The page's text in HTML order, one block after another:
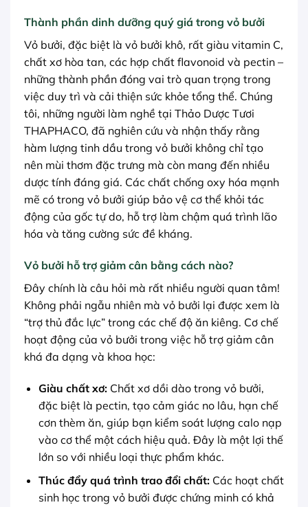
Thành phần dinh dưỡng quý giá trong vỏ bưởi
Vỏ bưởi, đặc biệt là vỏ bưởi khô, rất giàu vitamin C,
chất xơ hòa tan, các hợp chất flavonoid và pectin –
những thành phần đóng vai trò quan trọng trong
việc duy trì và cải thiện sức khỏe tổng thể. Chúng
tôi, những người làm nghề tại Thảo Dược Tươi
THAPHACO, đã nghiên cứu và nhận thấy rằng
hàm lượng tinh dầu trong vỏ bưởi không chỉ tạo
nên mùi thơm đặc trưng mà còn mang đến nhiều
dược tính đáng giá. Các chất chống oxy hóa mạnh
mẽ có trong vỏ bưởi giúp bảo vệ cơ thể khỏi tác
động của gốc tự do, hỗ trợ làm chậm quá trình lão
hóa và tăng cường sức đề kháng.
Vỏ bưởi hỗ trợ giảm cân bằng cách nào?
Đây chính là câu hỏi mà rất nhiều người quan tâm!
Không phải ngẫu nhiên mà vỏ bưởi lại được xem là
“trợ thủ đắc lực” trong các chế độ ăn kiêng. Cơ chế
hoạt động của vỏ bưởi trong việc hỗ trợ giảm cân
khá đa dạng và khoa học:
Giàu chất xơ:Chất xơ dồi dào trong vỏ bưởi,
đặc biệt là pectin, tạo cảm giác no lâu, hạn chế
cơn thèm ăn, giúp bạn kiểm soát lượng calo nạp
vào cơ thể một cách hiệu quả. Đây là một lợi thế
lớn so với nhiều loại thực phẩm khác.
Thúc đẩy quá trình trao đổi chất:Các hoạt chất
sinh học trong vỏ bưởi được chứng minh có khả